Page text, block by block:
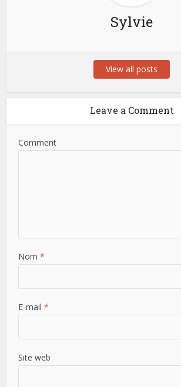
Sylvie
View all posts
Leave a Comment
Comment
Nom*
E-mail*
Site web